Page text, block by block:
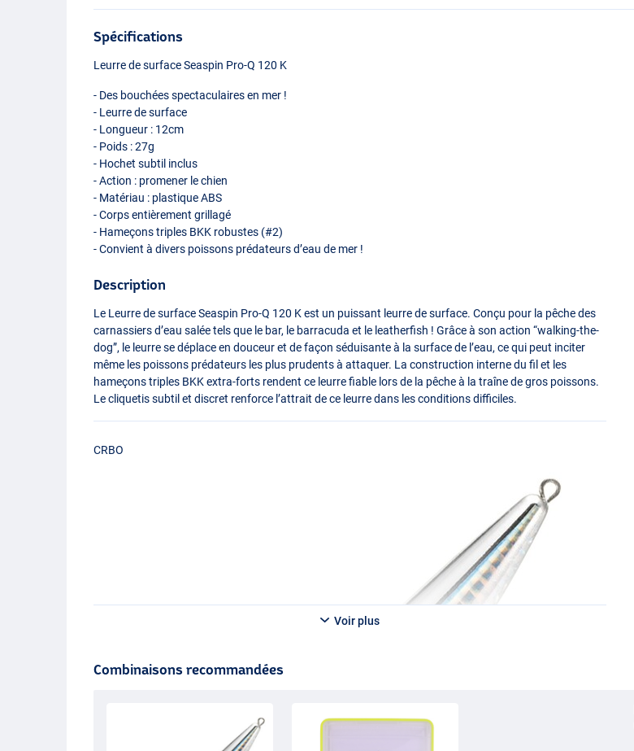
Spécifications
Leurre de surface Seaspin Pro-Q 120 K
- Des bouchées spectaculaires en mer !
- Leurre de surface
- Longueur : 12cm
- Poids : 27g
- Hochet subtil inclus
- Action : promener le chien
- Matériau : plastiqueABS
- Corps entièrement grillagé
- Hameçons triples BKK robustes (#2)
- Convient à divers poissons prédateurs d’eau de mer !
Description
Le Leurre de surface Seaspin Pro-Q 120 K est un puissant leurre de surface. Conçu pour la pêche des
carnassiers d’eau salée tels que le bar, le barracuda et le leatherfish ! Grâce à son action “walking-the-
dog”, le leurre se déplace en douceur et de façon séduisante à la surface de l’eau, ce qui peut inciter
même les poissons prédateurs les plus prudents à attaquer. La construction interne du fil et les
hameçons triples BKKextra-forts rendent ce leurre fiable lors de la pêche à la traîne de gros poissons.
Le cliquetis subtil et discret renforce l’attrait de ce leurre dans les conditions difficiles.
CRBO
Voir plus
Combinaisons recommandées